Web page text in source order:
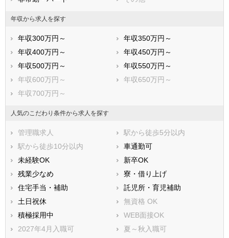
南房総市
匝瑳市
香取市
印旛郡酒々井町
印旛郡栄町
香取郡神崎町
香取郡多古町
香取郡東庄町
山武郡九十九里町
山武郡芝山町
山武郡横芝光町
長生郡一宮町
長生郡長生村
長生郡長柄町
長生郡長南町
夷隅郡大多喜町
夷隅郡御宿町
安房郡鋸南町
年収から求人を探す
年収300万円～
年収350万円～
年収400万円～
年収450万円～
年収500万円～
年収550万円～
年収600万円～
年収650万円～
年収700万円～
人気のこだわり条件から求人を探す
管理職求人
駅から徒歩5分以内
駅から徒歩10分以内
車通勤可
未経験OK
新卒OK
残業少なめ
寮・借り上げ
住宅手当・補助
託児所・育児補助
土日祝休
無資格 OK
積極採用中
WEB面接OK
2027年4月入職可
夏～秋入職可